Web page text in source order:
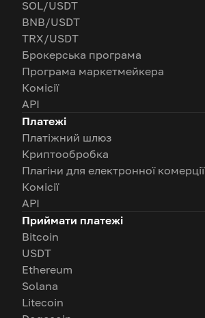
SOL/USDT
BNB/USDT
TRX/USDT
Брокерська програма
Програма маркетмейкера
Комісії
API
Платежі
Платіжний шлюз
Криптообробка
Плагіни для електронної комерції
Комісії
API
Приймати платежі
Bitcoin
USDT
Ethereum
Solana
Litecoin